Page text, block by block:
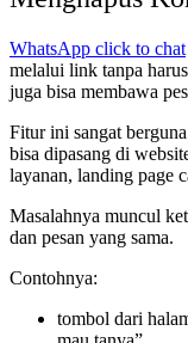
WhatsApp click to chat
melalui link tanpa
juga bisa membawa
Fitur ini sangat
bisa dipasang di
layanan, landing page
Masalahnya muncul
dan pesan yang sama.
Contohnya:
tombol dari